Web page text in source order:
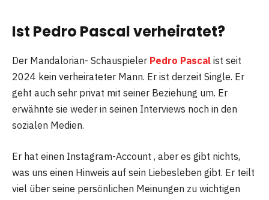
Ist Pedro Pascal verheiratet?
Der Mandalorian- Schauspieler Pedro Pascal ist seit
2024 kein verheirateter Mann. Er ist derzeit Single. Er
geht auch sehr privat mit seiner Beziehung um. Er
erwähnte sie weder in seinen Interviews noch in den
sozialen Medien.
Er hat einen Instagram-Account , aber es gibt nichts,
was uns einen Hinweis auf sein Liebesleben gibt. Er teilt
viel über seine persönlichen Meinungen zu wichtigen